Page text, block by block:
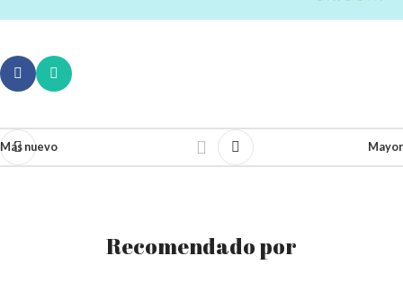
Más nuevo Mayor
Recomendado por